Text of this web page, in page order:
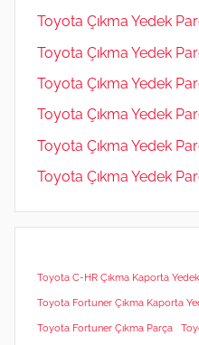
Toyota Çıkma Yedek
Toyota Çıkma Yedek
Toyota Çıkma Yedek
Toyota Çıkma Yedek
Toyota Çıkma Yedek
Toyota Çıkma Yedek
Toyota C-HR Çıkma Kaporta
Toyota Fortuner Çıkma Kaporta
Toyota Fortuner Çıkma Parça